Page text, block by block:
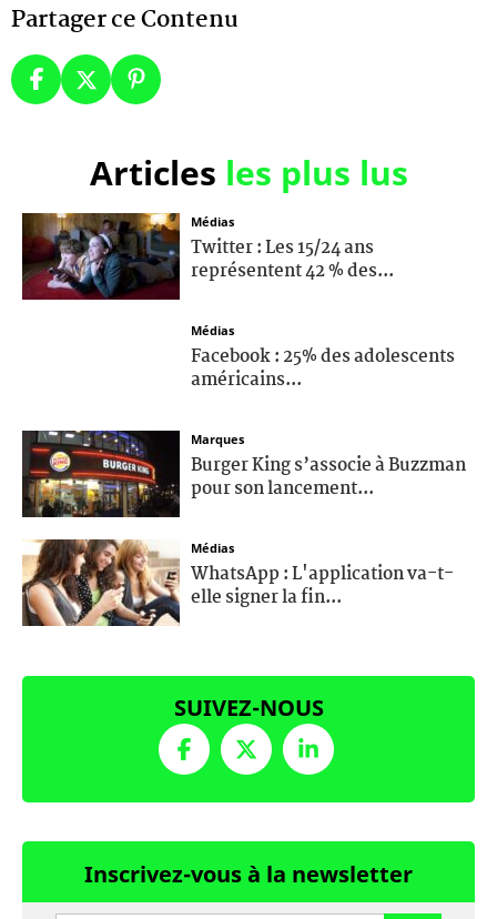
Partager ce Contenu
Articles les plus lus
Médias
Twitter : Les 15/24 ans
représentent 42 % des...
Médias
Facebook : 25% des adolescents
américains...
Marques
Burger King s’associe à Buzzman
pour son lancement...
Médias
WhatsApp : L'application va-t-
elle signer la fin...
SUIVEZ-NOUS
Inscrivez-vous à la newsletter